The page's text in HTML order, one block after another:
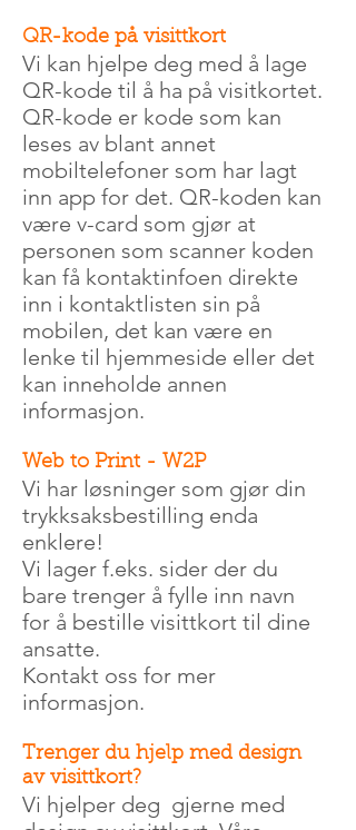
QR-kode på visittkort
Vi kan hjelpe deg med å lage
QR-kode til å ha på visitkortet.
QR-kode er kode som kan
leses av blant annet
mobiltelefoner som har lagt
inn app for det. QR-koden kan
være v-card som gjør at
personen som scanner koden
kan få kontaktinfoen direkte
inn i kontaktlisten sin på
mobilen, det kan være en
lenke til hjemmeside eller det
kan inneholde annen
informasjon.
Web to Print - W2P
Vi har løsninger som gjør din
trykksaksbestilling enda
enklere!
Vi lager f.eks. sider der du
bare trenger å fylle inn navn
for å bestille visittkort til dine
ansatte.
Kontakt oss for mer
informasjon.
Trenger du hjelp med design
av visittkort?
Vi hjelper deg gjerne med